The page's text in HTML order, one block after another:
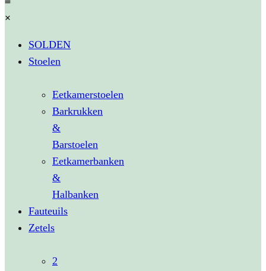
SOLDEN
Stoelen
Eetkamerstoelen
Barkrukken
&
Barstoelen
Eetkamerbanken
&
Halbanken
Fauteuils
Zetels
2